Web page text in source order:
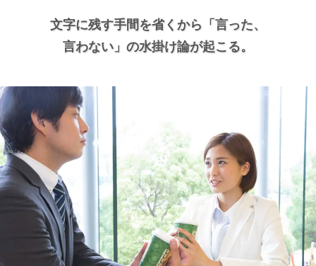
文字に残す手間を省くから 「言った、
言わない」の水掛け論が起こる。